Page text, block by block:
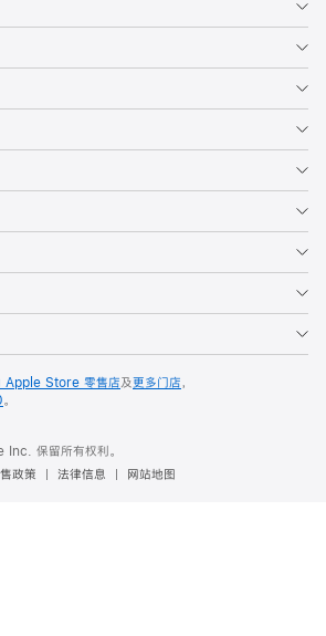
Apple Store 零售店及更多门店，
。
Inc. 保留所有权利。
政策 法律信息 网站地图